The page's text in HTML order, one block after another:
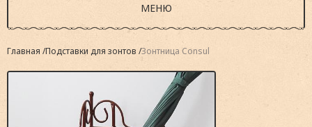
МЕНЮ
Главная Подставки для зонтов Зонтница Consul